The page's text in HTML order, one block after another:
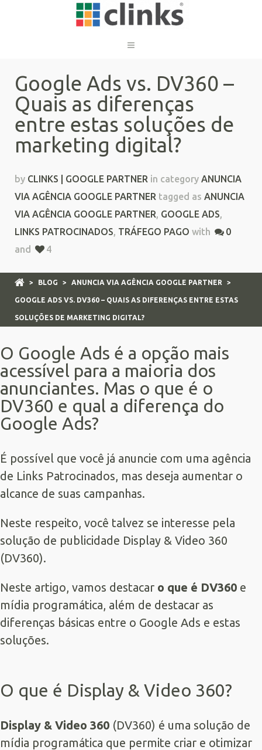
Google Ads vs. DV360 –
Quais as diferenças
entre estas soluções de
marketing digital?
by CLINKS | GOOGLE PARTNER in category ANUNCIA
VIA AGÊNCIA GOOGLE PARTNER tagged as ANUNCIA
VIA AGÊNCIA GOOGLE PARTNER, GOOGLE ADS,
LINKS PATROCINADOS, TRÁFEGO PAGO with
0
and
4
> BLOG > ANUNCIA VIA AGÊNCIA GOOGLE PARTNER >
GOOGLE ADS VS. DV360 – QUAIS AS DIFERENÇAS ENTRE ESTAS
SOLUÇÕES DE MARKETING DIGITAL?
O Google Ads é a opção mais
acessível para a maioria dos
anunciantes. Mas o que é o
DV360 e qual a diferença do
Google Ads?
É possível que você já anuncie com uma agência
de Links Patrocinados, mas deseja aumentar o
alcance de suas campanhas.
Neste respeito, você talvez se interesse pela
solução de publicidade Display & Video 360
(DV360).
Neste artigo, vamos destacar o que é DV360 e
mídia programática, além de destacar as
diferenças básicas entre o Google Ads e estas
soluções.
O que é Display & Video 360?
Display & Video 360 (DV360) é uma solução de
mídia programática que permite criar e otimizar